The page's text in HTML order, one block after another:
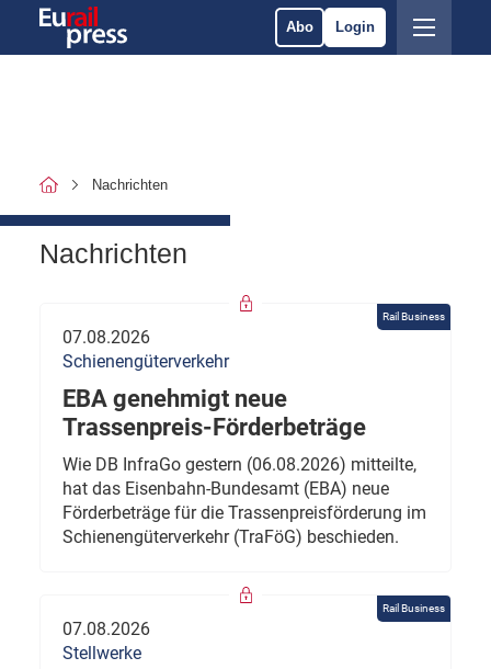
Abo Login
Nachrichten
Nachrichten
Rail Business
07.08.2026
Schienengüterverkehr
EBA genehmigt neue
Trassenpreis-Förderbeträge
Wie DB InfraGo gestern (06.08.2026) mitteilte,
hat das Eisenbahn-Bundesamt (EBA) neue
Förderbeträge für die Trassenpreisförderung im
Schienengüterverkehr (TraFöG) beschieden.
Rail Business
07.08.2026
Stellwerke